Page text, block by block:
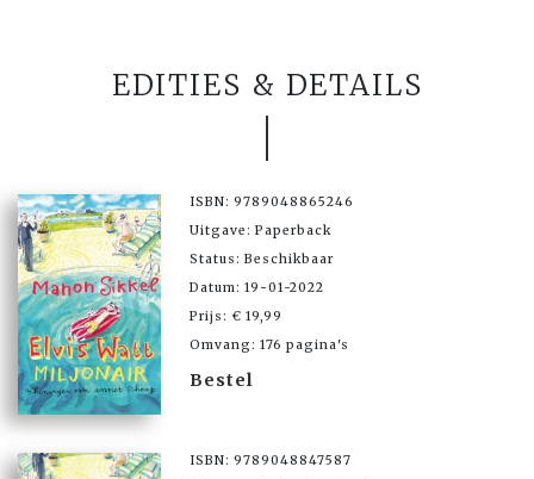
EDITIES & DETAILS
ISBN: 9789048865246
Uitgave: Paperback
Status: Beschikbaar
Datum: 19-01-2022
Prijs: € 19,99
Omvang: 176 pagina's
Bestel
ISBN: 9789048847587